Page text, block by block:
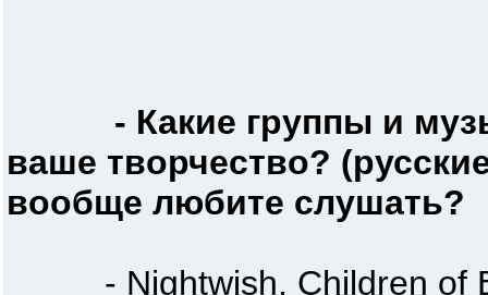
- Какие группы и
ваше творчество?
вообще любите слушать?
- Nightwish, Children of